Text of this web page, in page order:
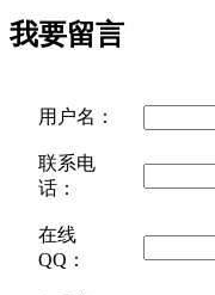
我要留言
用户名：
联系电
话：
在线
QQ：